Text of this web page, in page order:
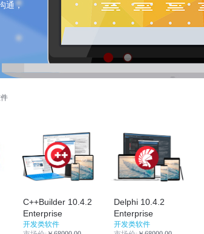
通，
C++Builder 10.4.2
Enterprise
开发类软件
Delphi 10.4.2
Enterprise
开发类软件